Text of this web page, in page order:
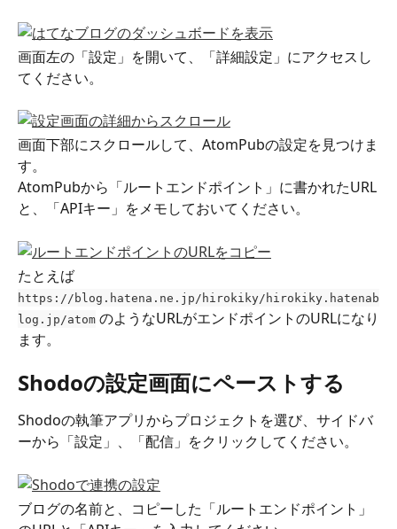
画面左の「設定」を開いて、「詳細設定」にアクセスし
てください。
画面下部にスクロールして、AtomPubの設定を見つけま
す。
AtomPubから「ルートエンドポイント」に書かれたURL
と、「APIキー」をメモしておいてください。
たとえば
https://blog.hatena.ne.jp/hirokiky/hirokiky.hatenab
log.jp/atom のようなURLがエンドポイントのURLになり
ます。
Shodoの設定画面にペーストする
Shodoの執筆アプリからプロジェクトを選び、サイドバ
ーから「設定」、「配信」をクリックしてください。
ブログの名前と、コピーした「ルートエンドポイント」